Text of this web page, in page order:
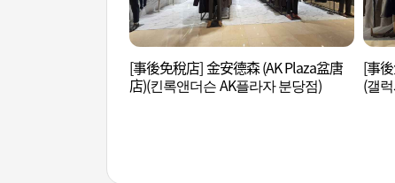
[事後免稅店] 金安德森 (AK Plaza盆唐
店)(킨록앤더슨 AK플라자 분당점)
[事
(갤